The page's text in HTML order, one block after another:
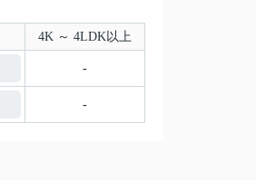
4K ～ 4LDK以上
-
-